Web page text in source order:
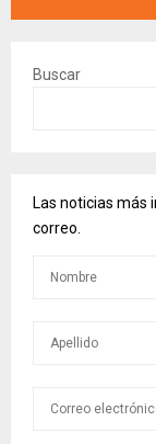
Buscar
Las noticias más
correo.